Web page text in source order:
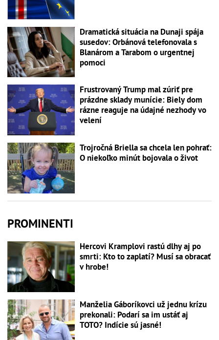
Dramatická situácia na Dunaji spája
susedov: Orbánová telefonovala s
Blanárom a Tarabom o urgentnej
pomoci
Frustrovaný Trump mal zúriť pre
prázdne sklady munície: Biely dom
rázne reaguje na údajné nezhody vo
velení
Trojročná Briella sa chcela len pohrať:
O niekoľko minút bojovala o život
PROMINENTI
Hercovi Kramplovi rastú dlhy aj po
smrti: Kto to zaplatí? Musí sa obracať
v hrobe!
Manželia Gáboríkovci už jednu krízu
prekonali: Podarí sa im ustáť aj
TOTO? Indície sú jasné!